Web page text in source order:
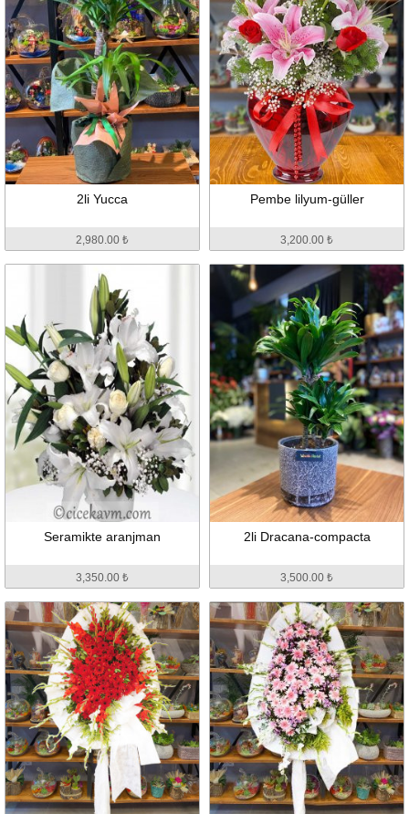
2li Yucca
2,980.00 ₺
Pembe lilyum-güller
3,200.00 ₺
Seramikte aranjman
3,350.00 ₺
2li Dracana-compacta
3,500.00 ₺